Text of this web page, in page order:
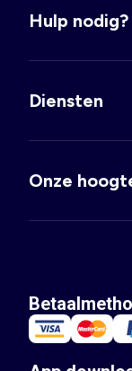
Hulp nodig?
Diensten
Onze